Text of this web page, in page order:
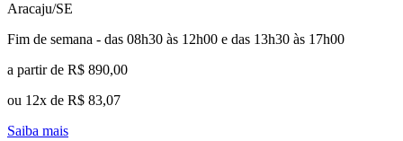
Aracaju/SE
Fim de semana - das 08h30 às 12h00 e das 13h30 às 17h00
a partir de R$ 890,00
ou 12x de R$ 83,07
Saiba mais